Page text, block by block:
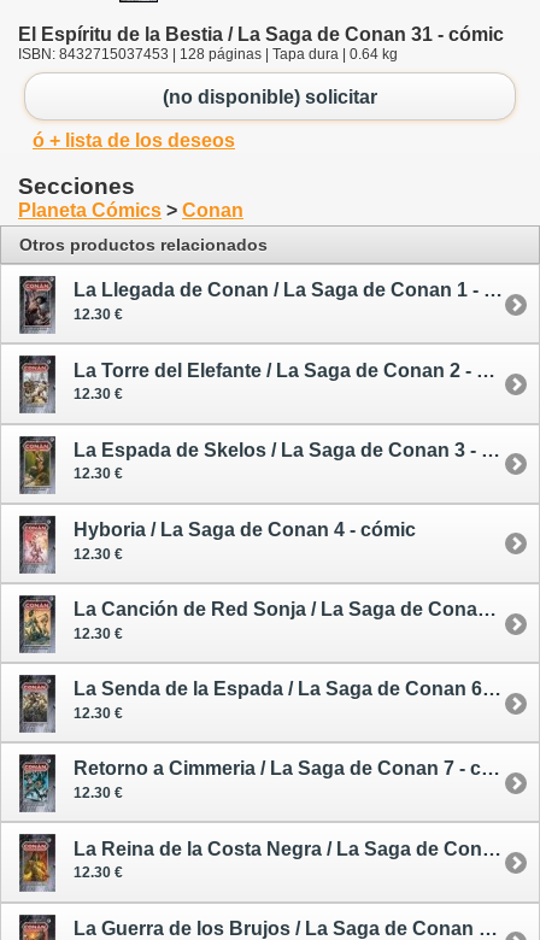
El Espíritu de la Bestia / La Saga de Conan 31 - cómic
ISBN: 8432715037453 | 128 páginas | Tapa dura | 0.64 kg
(no disponible) solicitar
ó + lista de los deseos
Secciones
Planeta Cómics > Conan
Otros productos relacionados
La Llegada de Conan / La Saga de Conan 1 - cómic
12.30 €
La Torre del Elefante / La Saga de Conan 2 - cómic
12.30 €
La Espada de Skelos / La Saga de Conan 3 - cómic
12.30 €
Hyboria / La Saga de Conan 4 - cómic
12.30 €
La Canción de Red Sonja / La Saga de Conan 5 - cómic
12.30 €
La Senda de la Espada / La Saga de Conan 6 - cómic
12.30 €
Retorno a Cimmeria / La Saga de Conan 7 - cómic
12.30 €
La Reina de la Costa Negra / La Saga de Conan 8 - cómic
12.30 €
La Guerra de los Brujos / La Saga de Conan 9 - cómic